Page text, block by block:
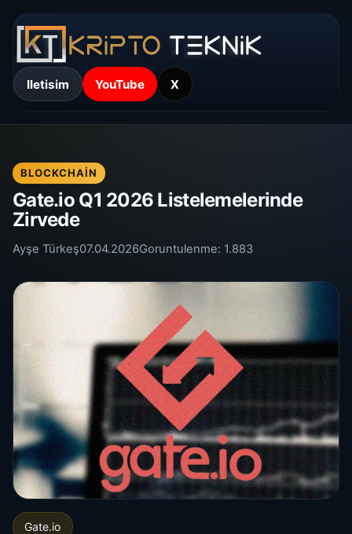
Iletisim YouTube X
BLOCKCHAIN
Gate.io Q1 2026 Listelemelerinde
Zirvede
Ayşe Türkeş07.04.2026Goruntulenme: 1.883
Gate.io